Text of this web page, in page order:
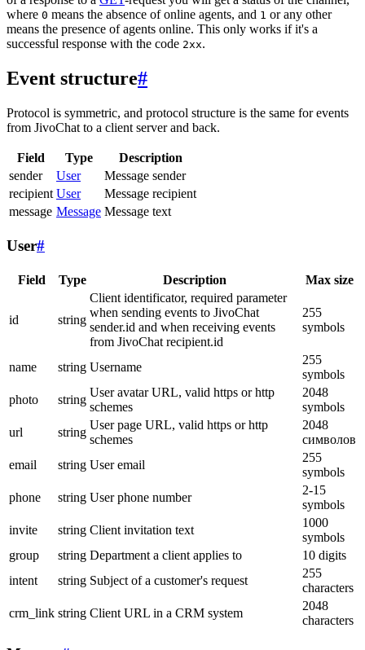
where 0 means the absence of online agents, and 1 or any other
means the presence of agents online. This only works if it's a
successful response with the code 2xx.
Event structure#
Protocol is symmetric, and protocol structure is the same for events
from JivoChat to a client server and back.
Field Type
Description
sender
User
Message sender
recipient User
Message recipient
message Message Message text
User#
Field Type Description Max size
id string
Client identificator, required parameter
when sending events to JivoChat
sender.id and when receiving events
from JivoChat recipient.id
255
symbols
name string Username
255
symbols
photo
string
User avatar URL, valid https or http
schemes
2048
symbols
url
string
User page URL, valid https or http
schemes
2048
символов
email
string User email
255
symbols
phone
string User phone number
2-15
symbols
invite
string Client invitation text
1000
symbols
group
string Department a client applies to
10 digits
intent
string Subject of a customer's request
255
characters
crm_link string Client URL in a CRM system
2048
characters